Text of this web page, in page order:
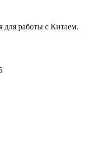
для работы с Китаем.